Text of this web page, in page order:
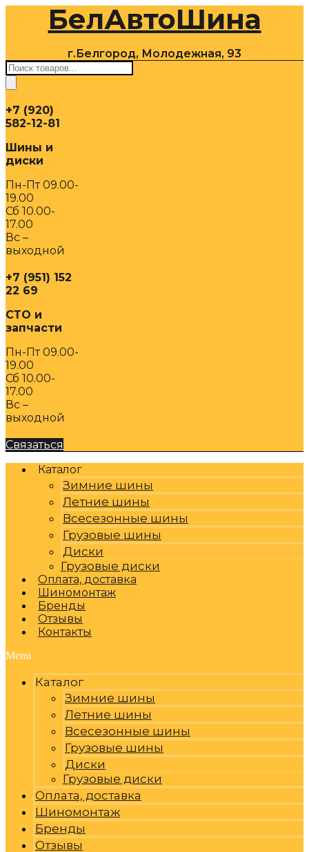
содержимомуБелАвтоШина
г.Белгород, Молодежная, 93
Поиск
товаров
+7 (920)
582-12-81
Шины и
диски
Пн-Пт 09.00-
19.00
Сб 10.00-
17.00
Вс –
выходной
+7 (951) 152
22 69
СТО и
запчасти
Пн-Пт 09.00-
19.00
Сб 10.00-
17.00
Вс –
выходной
Связаться
Каталог
Зимние шины
Летние шины
Всесезонные шины
Грузовые шины
Диски
Грузовые диски
Оплата, доставка
Шиномонтаж
Бренды
Отзывы
Контакты
Menu
Каталог
Зимние шины
Летние шины
Всесезонные шины
Грузовые шины
Диски
Грузовые диски
Оплата, доставка
Шиномонтаж
Бренды
Отзывы